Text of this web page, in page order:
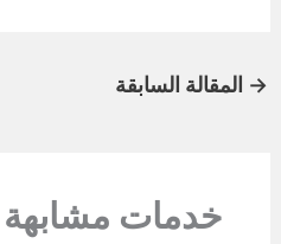
→ المقالة السابقة
خدمات مشابهة